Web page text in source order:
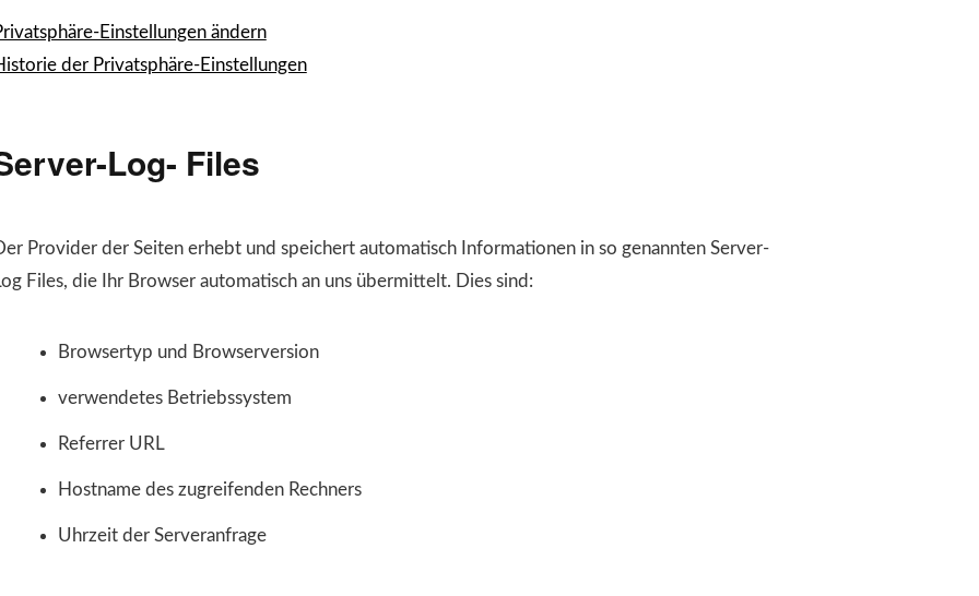
Einstellungen ändern
der Privatsphäre-Einstellungen
Log- Files
Provider der Seiten erhebt und speichert automatisch Informationen in so genannten Server-
Files, die Ihr Browser automatisch an uns übermittelt. Dies sind:
Browsertyp und Browserversion
verwendetes Betriebssystem
Referrer URL
Hostname des zugreifenden Rechners
Uhrzeit der Serveranfrage